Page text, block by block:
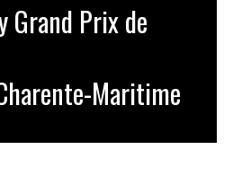
Grand Prix de
Maritime